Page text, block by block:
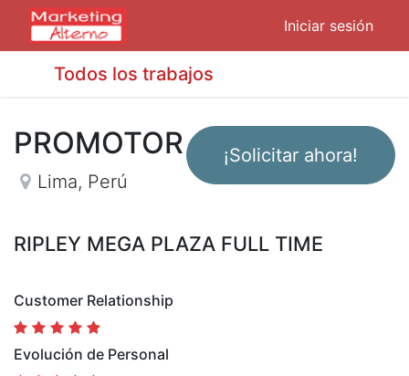
Iniciar sesión
Todos los trabajos
¡Solicitar ahora!
PROMOTOR
Lima, Perú
RIPLEY MEGA PLAZA FULL TIME
Customer Relationship
Evolución de Personal